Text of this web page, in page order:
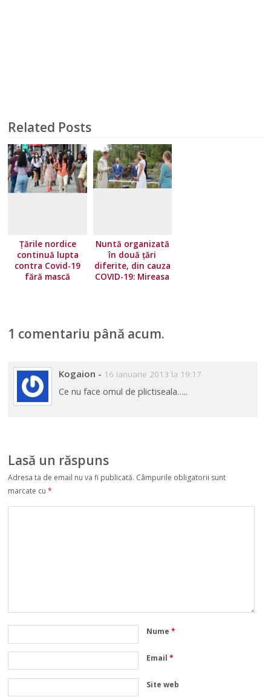
Related Posts
Țările nordice
continuă lupta
contra Covid-19
fără mască
Nuntă organizată
în două țări
diferite, din cauza
COVID-19: Mireasa
1 comentariu până acum.
Kogaion - 16 ianuarie 2013 la 19:17
Ce nu face omul de plictiseala…..
Lasă un răspuns
Adresa ta de email nu va fi publicată. Câmpurile obligatorii sunt
marcate cu*
Nume*
Email*
Site web